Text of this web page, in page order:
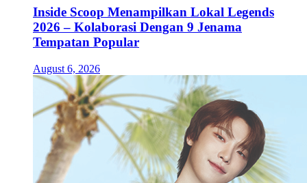
Inside Scoop Menampilkan Lokal Legends
2026 – Kolaborasi Dengan 9 Jenama
Tempatan Popular
August 6, 2026